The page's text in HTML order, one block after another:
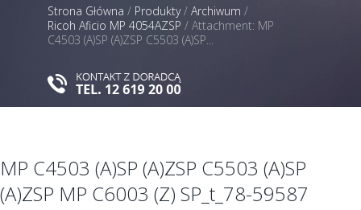
Strona Główna / Produkty/ Archiwum /
Ricoh Aficio MP 4054AZSP / Attachment: MP
C4503 (A)SP (A)ZSP C5503 (A)SP...
MP C4503 (A)SP (A)ZSP C5503 (A)SP
(A)ZSP MP C6003 (Z) SP_t_78-59587